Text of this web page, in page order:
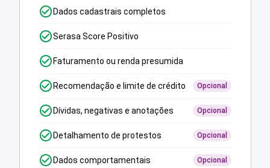
Dados cadastrais completos
Serasa Score Positivo
Faturamento ou renda presumida
Recomendação e limite de crédito Opcional
Dívidas, negativas e anotações Opcional
Detalhamento de protestos Opcional
Dados comportamentais Opcional